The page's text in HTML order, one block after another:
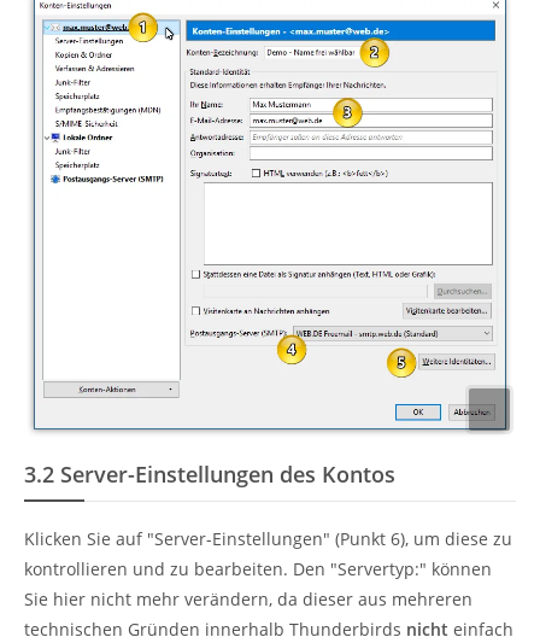
3.2 Server-Einstellungen des Kontos
Klicken Sie auf "Server-Einstellungen" (Punkt 6), um diese zu
kontrollieren und zu bearbeiten. Den "Servertyp:" können
Sie hier nicht mehr verändern, da dieser aus mehreren
technischen Gründen innerhalb Thunderbirds nicht einfach